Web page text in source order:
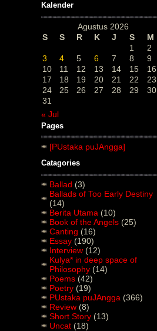
Kalender
Agustus 2026
S
S R K J S
M
1
2
3
4 5 6 7 8
9
10
11 12 13 14 15
16
17
18 19 20 21 22
23
24
25 26 27 28 29
30
31
« Jul
Pages
[PUstaka puJAngga]
Catagories
Ballad (3)
Ballads of Too Early Destiny
(14)
Berita Utama (10)
Book of the Angels (25)
Canting (16)
Essay (190)
Interview (12)
Kulya* in deep space of
Philosophy (14)
Poems (42)
Poetry (19)
PUstaka puJAngga (366)
Review (8)
Short Story (13)
Uncat (18)